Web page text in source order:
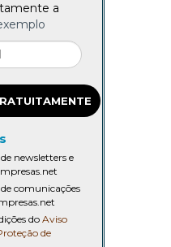
a
newsletters e
comunicações
do Aviso
de